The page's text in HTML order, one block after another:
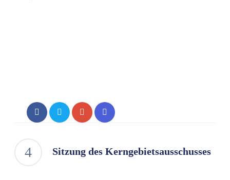
Sitzung des Kerngebietsausschusses